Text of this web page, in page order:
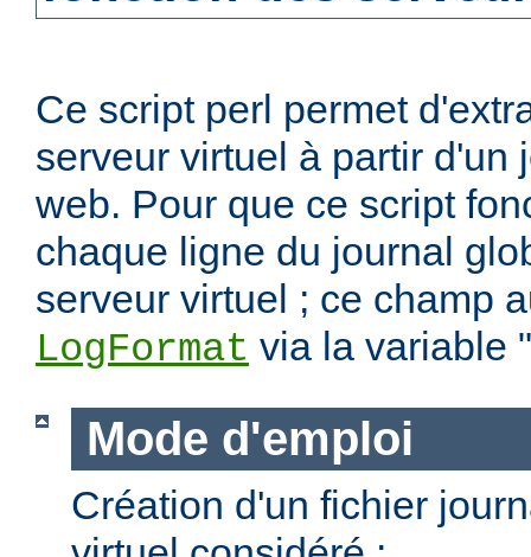
Ce script perl permet
serveur virtuel à partir d'un
web. Pour que ce script
chaque ligne du journal
serveur virtuel ; ce champ
LogFormat via la variable "
Mode d'emploi
Création d'un fichier